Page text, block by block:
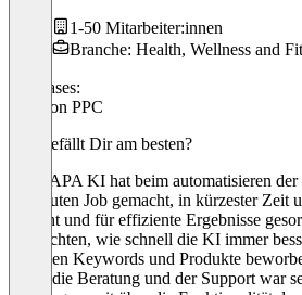
1-50 Mitarbeiter:innen
Branche: Health, Wellness and
Use cases:
Amazon PPC
Was gefällt Dir am besten?
Die VAPA KI hat beim automatisieren
sehr guten Job gemacht, in kürzester Zeit
erreicht und für effiziente Ergebnisse
beobachten, wie schnell die KI immer
richtigen Keywords und Produkte
Calls, die Beratung und der Support war